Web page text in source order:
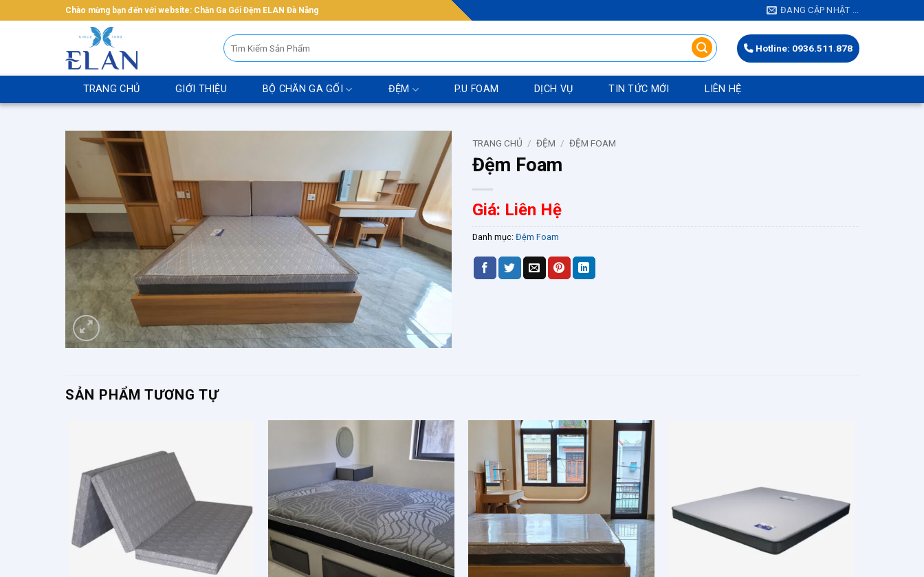
qua
Chào mừng bạn đến với website: Chăn Ga Gối Đệm ELAN Đà Nẵng ĐANG CẬP NHẬT ...
Tìm
kiếm:
Hotline: 0936.511.878
TRANG CHỦ GIỚI THIỆU BỘ CHĂN GA GỐI ĐỆM P.U FOAM DỊCH VỤ TIN TỨC MỚI LIÊN HỆ
TRANG CHỦ / ĐỆM / ĐỆM FOAM
Đệm Foam
Giá: Liên Hệ
Danh mục: Đệm Foam
SẢN PHẨM TƯƠNG TỰ